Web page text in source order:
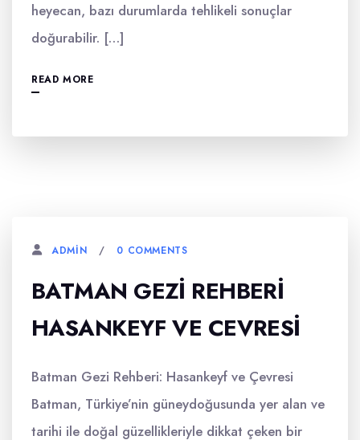
heyecan, bazı durumlarda tehlikeli sonuçlar
doğurabilir. […]
READ MORE
ADMIN 0 COMMENTS
BATMAN GEZI REHBERI
HASANKEYF VE CEVRESI
Batman Gezi Rehberi: Hasankeyf ve Çevresi
Batman, Türkiye’nin güneydoğusunda yer alan ve
tarihi ile doğal güzellikleriyle dikkat çeken bir